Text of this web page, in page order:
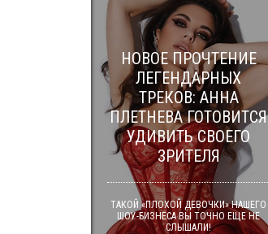
НОВОЕ ПРОЧТЕНИЕ
ЛЕГЕНДАРНЫХ
ТРЕКОВ: АННА
ПЛЕТНЕВА ГОТОВИТСЯ
УДИВИТЬ СВОЕГО
ЗРИТЕЛЯ
ТАКОЙ «ПЛОХОЙ ДЕВОЧКИ» НАШЕГО
ШОУ-БИЗНЕСА ВЫ ТОЧНО ЕЩЕ НЕ
СЛЫШАЛИ!